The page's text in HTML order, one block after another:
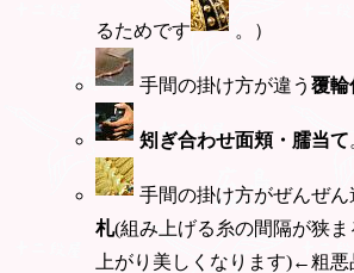
るためです 。）
手間の掛け方が違う 覆輪
矧ぎ合わせ面頬・臑当て
手間の掛け方がぜんぜん
札(組み上げる糸の間隔が狭
上がり美しくなります)←粗